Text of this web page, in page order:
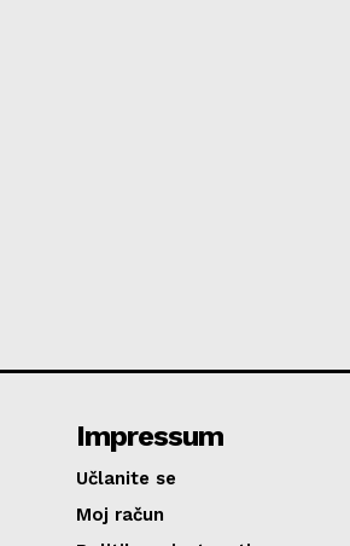
Impressum
Učlanite se
Moj račun